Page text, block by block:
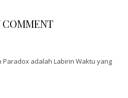
COMMENT
adalah Labirin Waktu yang